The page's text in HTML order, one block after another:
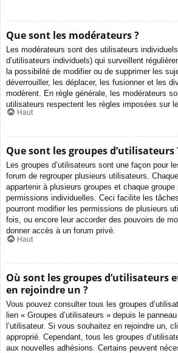
Que sont les modérateurs ?
Les modérateurs sont des utilisateurs
d’utilisateurs individuels) qui surveillent
la possibilité de modifier ou de supprimer les
déverrouiller, les déplacer, les fusionner et les
modèrent. En règle générale, les modérateurs
utilisateurs respectent les règles imposées sur le
Haut
Que sont les groupes d’utilisateurs
Les groupes d’utilisateurs sont une façon pour
forum de regrouper plusieurs utilisateurs.
appartenir à plusieurs groupes et chaque groupe
permissions individuelles. Ceci facilite les
pourront modifier les permissions de plusieurs
fois, ou encore leur accorder des pouvoirs de
donner accès à un forum privé.
Haut
Où sont les groupes d’utilisateurs
en rejoindre un ?
Vous pouvez consulter tous les groupes
lien « Groupes d’utilisateurs » depuis le
l’utilisateur. Si vous souhaitez en rejoindre un,
approprié. Cependant, tous les groupes
aux nouvelles adhésions. Certains peuvent